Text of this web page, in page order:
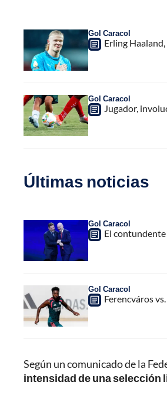
Gol Caracol
Erling
Gol Caracol
Jugador,
Últimas noticias
Gol Caracol
El
Gol Caracol
Ferencváros
Según un comunicado de la
intensidad de una selección